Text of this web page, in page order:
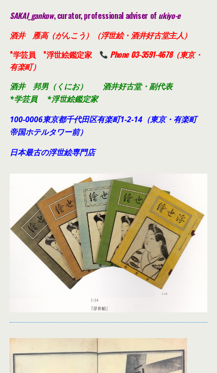
SAKAI_gankow, curator, professional adviser of ukiyo-e
酒井 雁高（がんこう）（浮世絵・酒井好古堂主人）
*学芸員 *浮世絵鑑定家
Phone 03-3591-4678（東京・
有楽町）
酒井 邦男（くにお） 酒井好古堂・副代表
*学芸員 *浮世絵鑑定家
100-0006東京都千代田区有楽町1-2-14（東京・有楽町
帝国ホテルタワー前）
日本最古の浮世絵専門店